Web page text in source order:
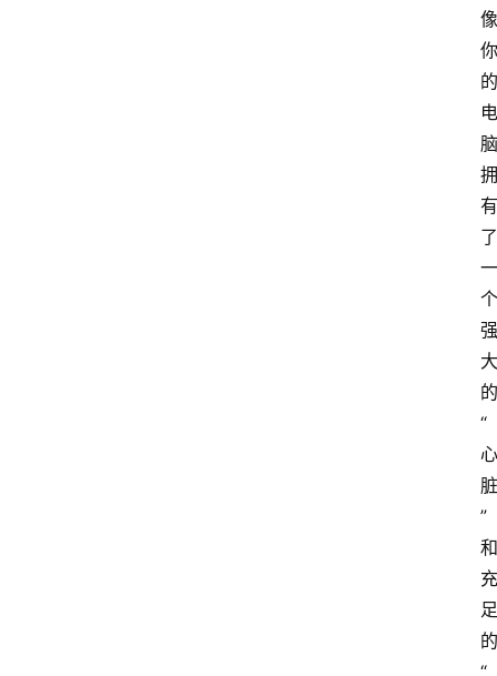
像
你
的
电
脑
拥
有
了
一
个
强
大
的
“
心
脏
”
和
充
足
的
“